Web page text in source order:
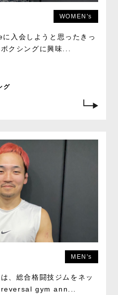
WOMEN's
入会しようと思ったきっ
クシングに興味...
グ
MEN's
、総合格闘技ジムをネッ
reversal gym ann...